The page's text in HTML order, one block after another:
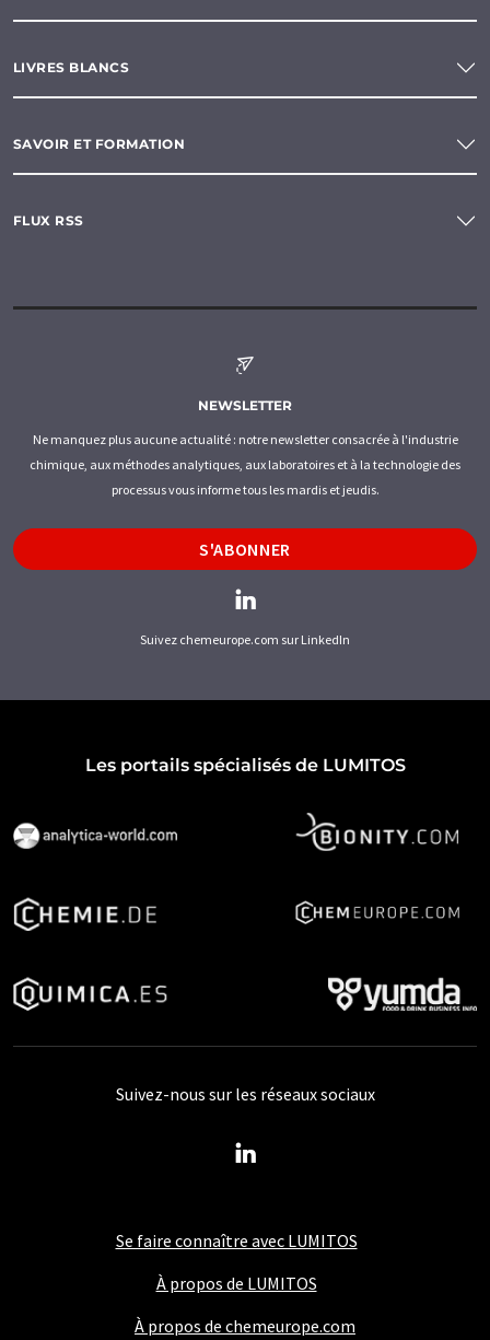
LIVRES BLANCS
SAVOIR ET FORMATION
FLUX RSS
NEWSLETTER
Ne manquez plus aucune actualité : notre newsletter consacrée à l'industrie
chimique, aux méthodes analytiques, aux laboratoires et à la technologie des
processus vous informe tous les mardis et jeudis.
S'ABONNER
Suivez chemeurope.com sur LinkedIn
Les portails spécialisés de LUMITOS
Se faire connaître avec LUMITOS
À propos de LUMITOS
À propos de chemeurope.com
Suivez-nous sur les réseaux sociaux